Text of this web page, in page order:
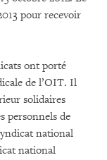
pour recevoir
ont porté
de l’OIT. Il
solidaires
personnels de
national
national